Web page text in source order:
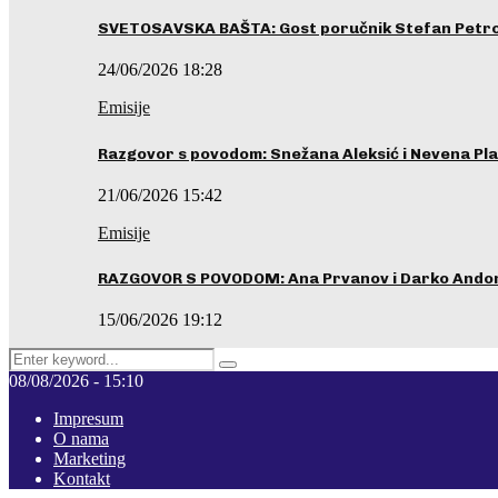
SVETOSAVSKA BAŠTA: Gost poručnik Stefan
24/06/2026 18:28
Emisije
Razgovor s povodom: Snežana Aleksić i Nevena
21/06/2026 15:42
Emisije
RAZGOVOR S POVODOM: Ana Prvanov i Darko
15/06/2026 19:12
Search
for:
Pretraga
08/08/2026 - 15:10
Impresum
O nama
Marketing
Kontakt